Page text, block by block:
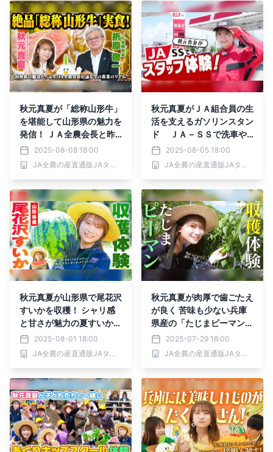
秋元真夏が「総称山形牛」
を堪能して山形県の魅力を
発信！ ＪＡ全農会長と昨
今の農畜産業についても語
り合います！
2025-08-08 18:00
JA全農の産直通販JAタウン
秋元真夏がＪＡ組合員の生
活を支えるガソリンスタン
ド ＪＡ－ＳＳで洗車や
給油を体験！
2025-08-05 18:00
JA全農の産直通販JAタウン
秋元真夏が山形県で尾花沢
すいかを収穫！ シャリ感
と甘さが魅力の夏すいかに
かぶりつく
2025-08-01 18:00
JA全農の産直通販JAタウン
秋元真夏が肉厚で歯ごたえ
が良く 苦味も少ない兵庫
県産の「たじまピーマン」
を収穫体験！ ＪＡタウン
で「食べて応援プロジェク
ト」を実施中
2025-07-29 18:00
JA全農の産直通販JAタウン